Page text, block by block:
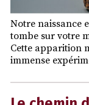
Notre naissance
tombe sur votre
Cette apparition
immense